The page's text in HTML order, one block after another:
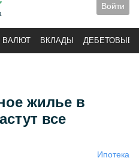
Войти
ВАЛЮТ ВКЛАДЫ ДЕБЕТОВЫЕ
жилье в
все
Ипотека